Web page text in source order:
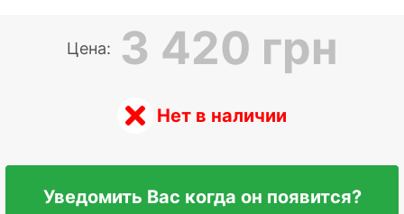
Цена: 3 420 грн
Нет в наличии
Уведомить Вас когда он появится?